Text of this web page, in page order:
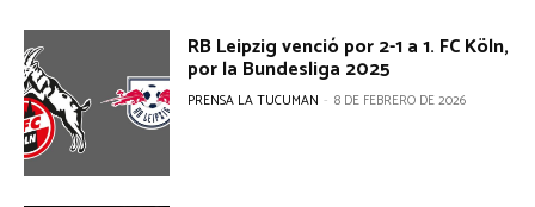
RB Leipzig venció por 2-1 a 1. FC Köln,
por la Bundesliga 2025
PRENSA LA TUCUMAN - 8 DE FEBRERO DE 2026